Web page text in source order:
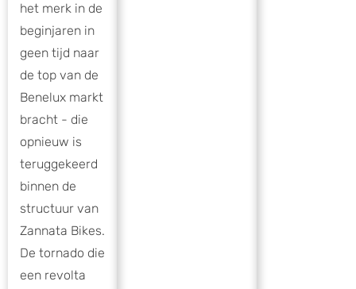
het merk in de
beginjaren in
geen tijd naar
de top van de
Benelux markt
bracht - die
opnieuw is
teruggekeerd
binnen de
structuur van
Zannata Bikes.
De tornado die
een revolta